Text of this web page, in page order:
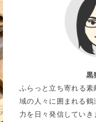
黒
ふらっと立ち寄れる
域の人々に囲まれる
力を日々発信していき